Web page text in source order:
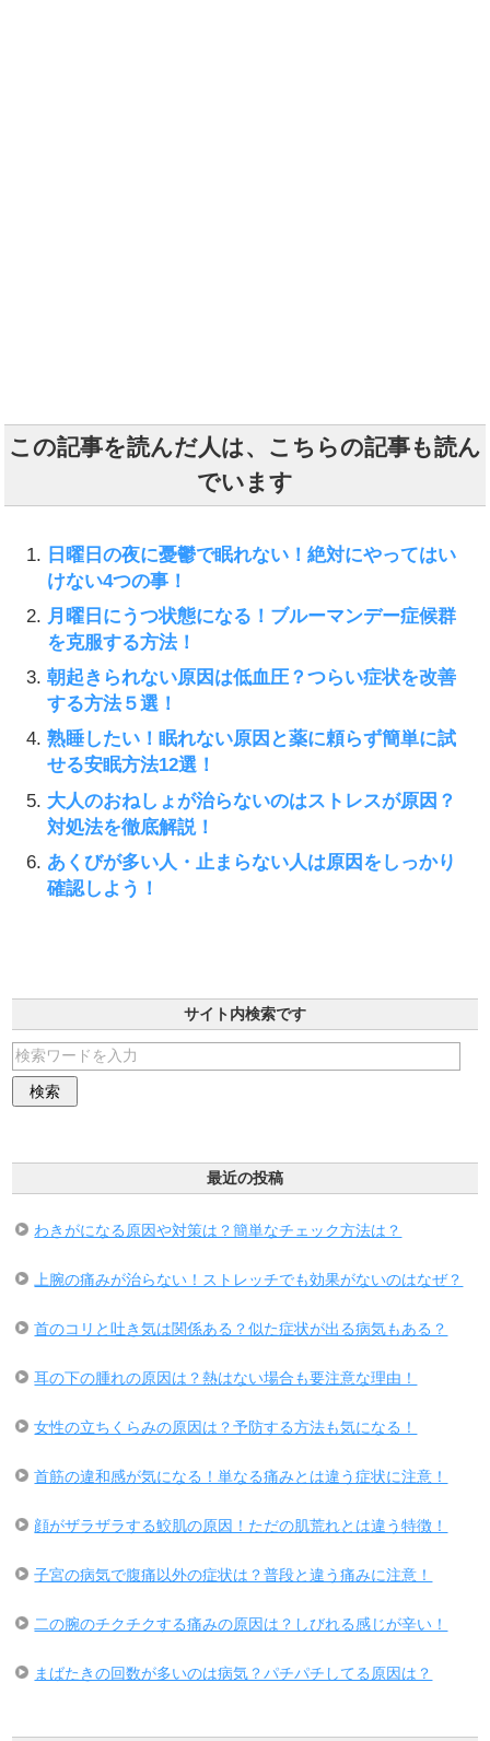
この記事を読んだ人は、こちらの記事も読ん
でいます
日曜日の夜に憂鬱で眠れない！絶対にやってはい
けない4つの事！
月曜日にうつ状態になる！ブルーマンデー症候群
を克服する方法！
朝起きられない原因は低血圧？つらい症状を改善
する方法５選！
熟睡したい！眠れない原因と薬に頼らず簡単に試
せる安眠方法12選！
大人のおねしょが治らないのはストレスが原因？
対処法を徹底解説！
あくびが多い人・止まらない人は原因をしっかり
確認しよう！
サイト内検索です
最近の投稿
わきがになる原因や対策は？簡単なチェック方法は？
上腕の痛みが治らない！ストレッチでも効果がないのはなぜ？
首のコリと吐き気は関係ある？似た症状が出る病気もある？
耳の下の腫れの原因は？熱はない場合も要注意な理由！
女性の立ちくらみの原因は？予防する方法も気になる！
首筋の違和感が気になる！単なる痛みとは違う症状に注意！
顔がザラザラする鮫肌の原因！ただの肌荒れとは違う特徴！
子宮の病気で腹痛以外の症状は？普段と違う痛みに注意！
二の腕のチクチクする痛みの原因は？しびれる感じが辛い！
まばたきの回数が多いのは病気？パチパチしてる原因は？